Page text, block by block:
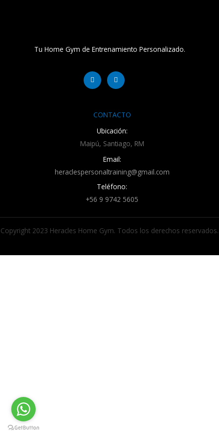
Tu Home Gym de Entrenamiento Personalizado.
Facebook-
f
Instagram
CONTACTO
Ubicación:
Maipú, Santiago, RM
Email:
heraclespersonaltraining@gmail.com
Teléfono:
+56 9 9742 5605
Copyright 2023 Heracles Home Gym. Todos los derechos reservados.